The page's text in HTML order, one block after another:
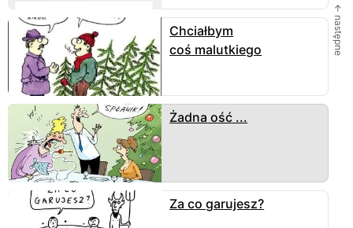
Chciałbym
coś malutkiego
Żadna ość ...
Za co garujesz?
← następne